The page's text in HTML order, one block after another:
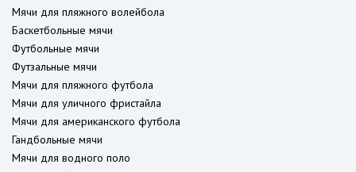
Мячи для пляжного волейбола
Баскетбольные мячи
Футбольные мячи
Футзальные мячи
Мячи для пляжного футбола
Мячи для уличного фристайла
Мячи для американского футбола
Гандбольные мячи
Мячи для водного поло